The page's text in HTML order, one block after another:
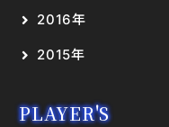
2016年
2015年
PLAYER'S